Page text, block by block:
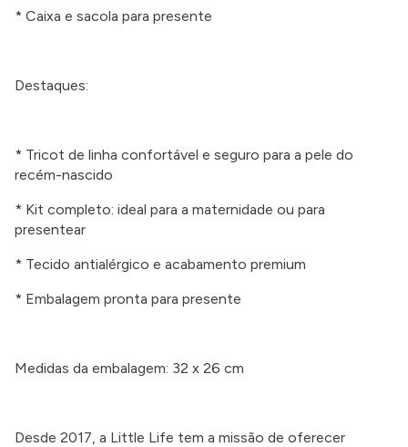
* Caixa e sacola para presente
Destaques:
* Tricot de linha confortável e seguro para a pele do
recém-nascido
* Kit completo: ideal para a maternidade ou para
presentear
* Tecido antialérgico e acabamento premium
* Embalagem pronta para presente
Medidas da embalagem: 32 x 26 cm
Desde 2017, a Little Life tem a missão de oferecer